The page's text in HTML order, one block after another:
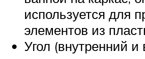
используется для
элементов из
Угол (внутренний